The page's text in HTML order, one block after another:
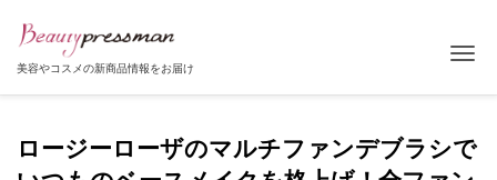
美容やコスメの新商品情報をお届け
ロージーローザのマルチファンデブラシで